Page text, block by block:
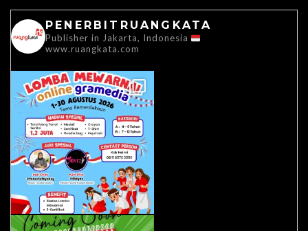
PENERBITRUANGKATA
Publisher in Jakarta, Indonesia
www.ruangkata.com